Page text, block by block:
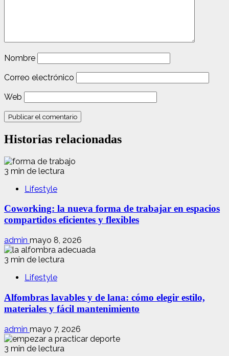
Nombre
Correo electrónico
Web
Historias relacionadas
3 min de lectura
Lifestyle
Coworking: la nueva forma de trabajar en espacios
compartidos eficientes y flexibles
admin mayo 8, 2026
3 min de lectura
Lifestyle
Alfombras lavables y de lana: cómo elegir estilo,
materiales y fácil mantenimiento
admin mayo 7, 2026
3 min de lectura